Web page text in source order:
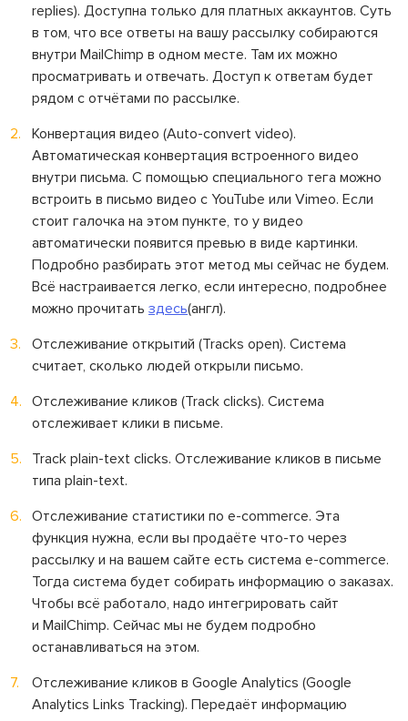
replies). Доступна только для платных аккаунтов. Суть
в том, что все ответы на вашу рассылку собираются
внутри MailChimp в одном месте. Там их можно
просматривать и отвечать. Доступ к ответам будет
рядом с отчётами по рассылке.
Конвертация видео (Auto-convert video).
Автоматическая конвертация встроенного видео
внутри письма. С помощью специального тега можно
встроить в письмо видео с YouTube или Vimeo. Если
стоит галочка на этом пункте, то у видео
автоматически появится превью в виде картинки.
Подробно разбирать этот метод мы сейчас не будем.
Всё настраивается легко, если интересно, подробнее
можно прочитать здесь(англ).
Отслеживание открытий (Tracks open). Система
считает, сколько людей открыли письмо.
Отслеживание кликов (Track clicks). Система
отслеживает клики в письме.
Track plain-text clicks. Отслеживание кликов в письме
типа plain-text.
Отслеживание статистики по e-commerce. Эта
функция нужна, если вы продаёте что-то через
рассылку и на вашем сайте есть система e-commerce.
Тогда система будет собирать информацию о заказах.
Чтобы всё работало, надо интегрировать сайт
и MailChimp. Сейчас мы не будем подробно
останавливаться на этом.
Отслеживание кликов в Google Analytics (Google
Analytics Links Tracking). Передаёт информацию